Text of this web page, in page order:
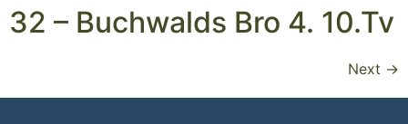
32 – Buchwalds Bro 4. 10.Tv
Next →